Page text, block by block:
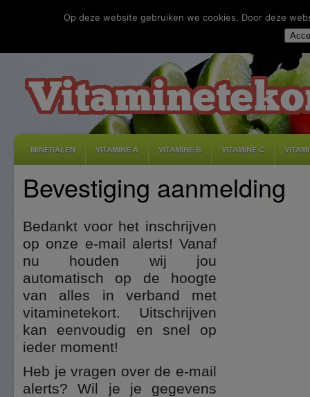
MINERALEN VITAMINE A VITAMINE B VITAMINE C
DISCLAIMER ADVERTEREN PRIVACY
Bevestiging aanmelding
Bedankt voor het inschrijven
op onze e-mail alerts! Vanaf
nu houden wij jou
automatisch op de hoogte
van alles in verband met
vitaminetekort. Uitschrijven
kan eenvoudig en snel op
ieder moment!
Heb je vragen over de e-mail
alerts? Wil je je gegevens
Op deze website gebruiken we cookies. Door deze